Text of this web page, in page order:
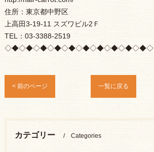
住所：東京都中野区
上高田3-19-11 スズワビル2Ｆ
TEL：03-3388-2519
◇◆◇◆◇◆◇◆◇◆◇◆◇◆◇◆◇◆◇◆◇
< 前のページ 一覧に戻る
カテゴリー Categories